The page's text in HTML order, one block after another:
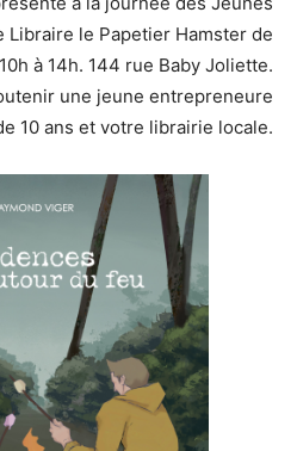
le Papetier Hamster de
à 14h. 144 rue Baby Joliette.
une jeune entrepreneure
10 ans et votre librairie locale.